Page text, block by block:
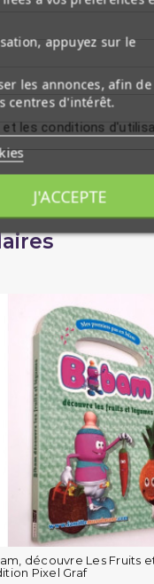
découvre Les Fruits
Pixel Graf
appuyez sur le
les annonces, afin de
centres d'intérêt.
les conditions
J'ACCEPTE